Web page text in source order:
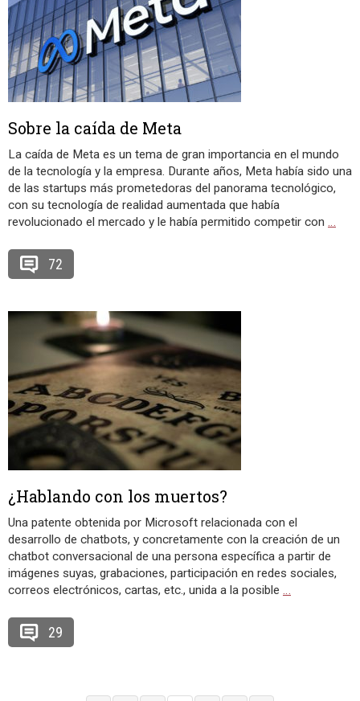
Sobre la caída de Meta
La caída de Meta es un tema de gran importancia en el mundo
de la tecnología y la empresa. Durante años, Meta había sido una
de las startups más prometedoras del panorama tecnológico,
con su tecnología de realidad aumentada que había
revolucionado el mercado y le había permitido competir con …
72
¿Hablando con los muertos?
Una patente obtenida por Microsoft relacionada con el
desarrollo de chatbots, y concretamente con la creación de un
chatbot conversacional de una persona específica a partir de
imágenes suyas, grabaciones, participación en redes sociales,
correos electrónicos, cartas, etc., unida a la posible …
29